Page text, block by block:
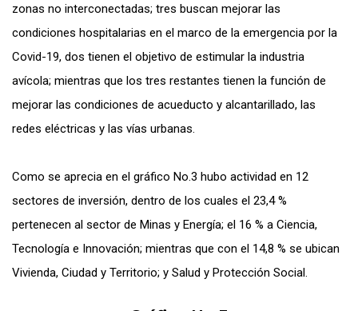
zonas no interconectadas; tres buscan mejorar las
condiciones hospitalarias en el marco de la emergencia por la
Covid-19, dos tienen el objetivo de estimular la industria
avícola; mientras que los tres restantes tienen la función de
mejorar las condiciones de acueducto y alcantarillado, las
redes eléctricas y las vías urbanas.
Como se aprecia en el gráfico No.3 hubo actividad en 12
sectores de inversión, dentro de los cuales el 23,4 %
pertenecen al sector de Minas y Energía; el 16 % a Ciencia,
Tecnología e Innovación; mientras que con el 14,8 % se ubican
Vivienda, Ciudad y Territorio; y Salud y Protección Social.